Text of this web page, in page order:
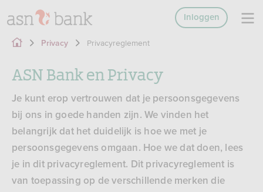
Inloggen
Privacy Privacyreglement
ASN Bank en Privacy
Je kunt erop vertrouwen dat je persoonsgegevens
bij ons in goede handen zijn. We vinden het
belangrijk dat het duidelijk is hoe we met je
persoonsgegevens omgaan. Hoe we dat doen, lees
je in dit privacyreglement. Dit privacyreglement is
van toepassing op de verschillende merken die